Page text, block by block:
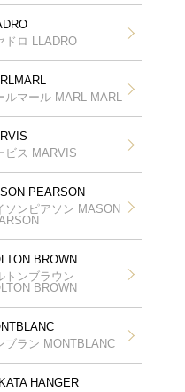
ドロ LLADRO
ルマール MARL MARL
ビス MARVIS
PEARSON
ソンピアソン MASON
BROWN
トンブラウン
BROWN
ブラン MONTBLANC
HANGER